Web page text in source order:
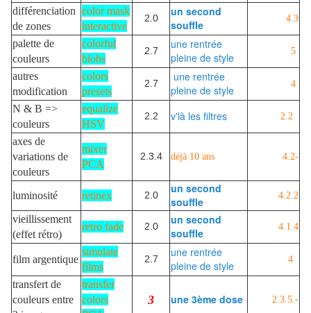
différenciation
de zones
color mask
interactive
2.0
un second
souffle
4.3
palette de
couleurs
colorful
blobs
2.7
une rentrée
pleine de style
5
autres
modification
colors
presets
2.7
une rentrée
pleine de style
4
N & B =>
couleurs
equalize
HSV
2.2 v'là les filtres 2.2
axes de
variations de
couleurs
mixer
PCA
2.3.4 déjà 10 ans 4.2-
luminosité retinex 2.0
un second
souffle
4.2.2
vieillissement
(effet rétro)
retro fade 2.0
un second
souffle
4.1.4
film argentique
simulate
films
2.7
une rentrée
pleine de style
4
transfert de
couleurs entre
transfer
colors
3 une 3ème dose 2.3.5.-